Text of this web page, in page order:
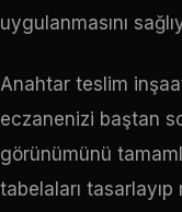
uygulanmasını
Anahtar teslim
eczanenizi baştan
görünümünü
tabelaları